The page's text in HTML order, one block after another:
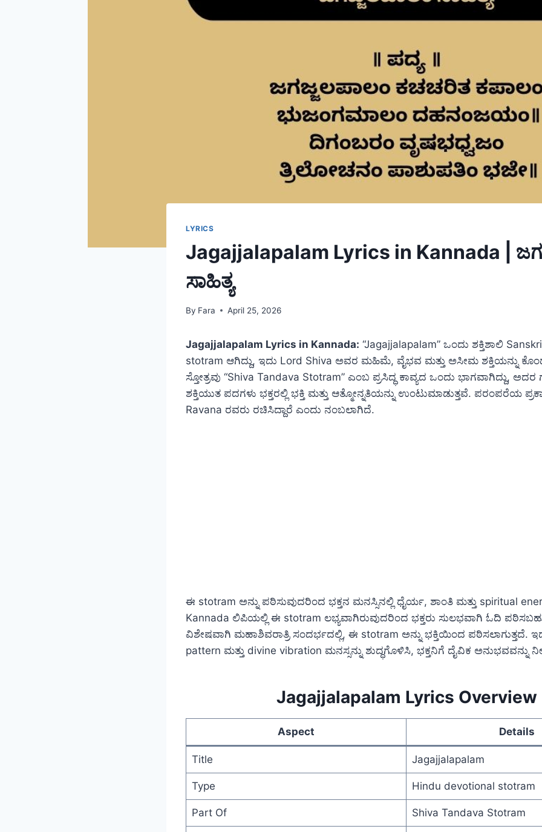
LYRICS
Jagajjalapalam Lyrics in Kannada |
ಸಾಹಿತ್ಯ
By Fara April 25, 2026
Jagajjalapalam Lyrics in Kannada: “Jagajjalapalam” ಒಂದು ಶಕ್ತಿಶಾಲಿ
stotram ಆಗಿದ್ದು, ಇದು Lord Shiva ಅವರ ಮಹಿಮೆ, ವೈಭವ ಮತ್ತು ಅಸೀಮ ಶಕ್ತಿಯನ್ನು
ಸ್ತೋತ್ರವು “Shiva Tandava Stotram” ಎಂಬ ಪ್ರಸಿದ್ಧ ಕಾವ್ಯದ ಒಂದು ಭಾಗವಾಗಿದ್ದು,
ಶಕ್ತಿಯುತ ಪದಗಳು ಭಕ್ತರಲ್ಲಿ ಭಕ್ತಿ ಮತ್ತು ಆತ್ಮೋನ್ನತಿಯನ್ನು ಉಂಟುಮಾಡುತ್ತವೆ. ಪರಂಪರೆಯ
Ravana ರವರು ರಚಿಸಿದ್ದಾರೆ ಎಂದು ನಂಬಲಾಗಿದೆ.
ಈ stotram ಅನ್ನು ಪಠಿಸುವುದರಿಂದ ಭಕ್ತನ ಮನಸ್ಸಿನಲ್ಲಿ ಧೈರ್ಯ, ಶಾಂತಿ ಮತ್ತು spiritual
Kannada ಲಿಪಿಯಲ್ಲಿ ಈ stotram ಲಭ್ಯವಾಗಿರುವುದರಿಂದ ಭಕ್ತರು ಸುಲಭವಾಗಿ ಓದಿ
ವಿಶೇಷವಾಗಿ ಮಹಾಶಿವರಾತ್ರಿ ಸಂದರ್ಭದಲ್ಲಿ, ಈ stotram ಅನ್ನು ಭಕ್ತಿಯಿಂದ ಪಠಿಸಲಾಗುತ್ತದೆ.
pattern ಮತ್ತು divine vibration ಮನಸ್ಸನ್ನು ಶುದ್ಧಗೊಳಿಸಿ, ಭಕ್ತನಿಗೆ ದೈವಿಕ ಅನುಭವವನ್ನು
Jagajjalapalam Lyrics Overview
Aspect Details
Title Jagajjalapalam
Type Hindu devotional stotram
Part Of Shiva Tandava Stotram